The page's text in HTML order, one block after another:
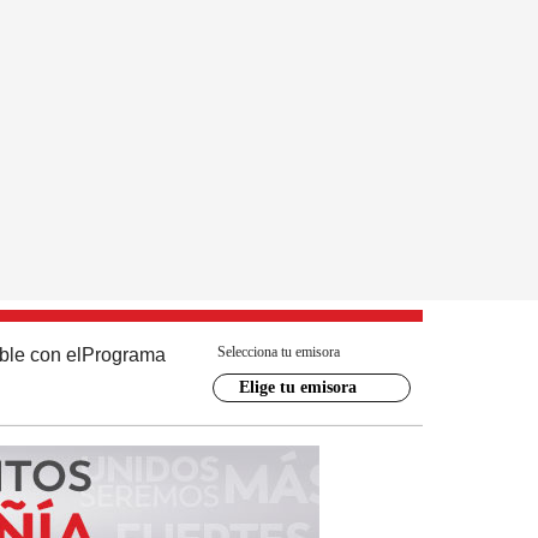
con el Programa Selecciona tu emisora
Elige tu emisora